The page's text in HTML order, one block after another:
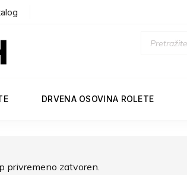
DRVENA OSOVINA ROLETE
privremeno zatvoren.